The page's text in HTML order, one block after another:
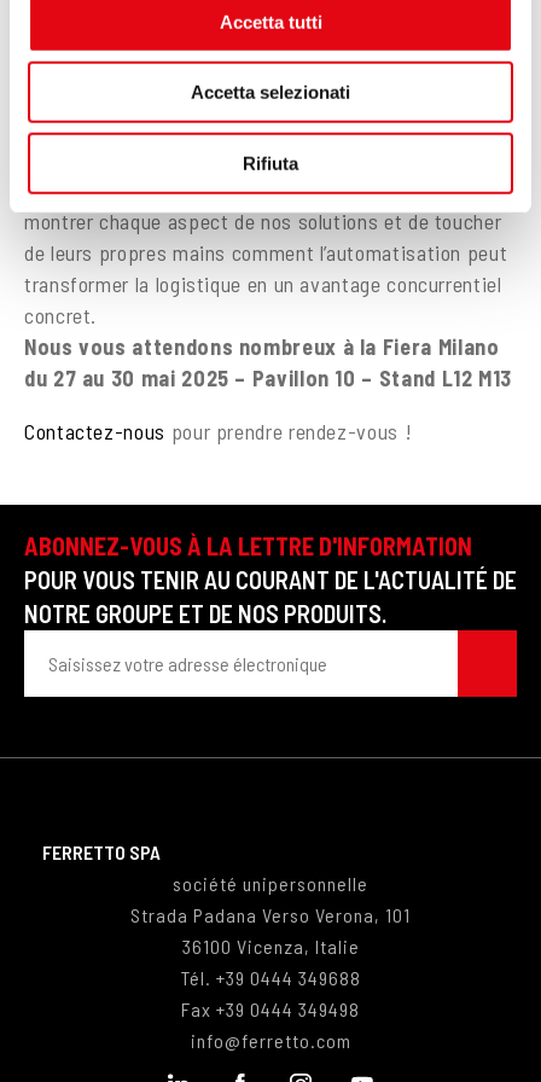
Utilizziamo i cookie per personalizzare contenuti ed
annunci, per fornire funzionalità dei social media e per
analizzare il nostro traffico. Condividiamo inoltre
nostri partner che si occupano di analisi dei dati web,
pubblicità e social media, i quali potrebbero combinarle
con altre informazioni che hai fornito loro o che hanno
raccolto dal tuo utilizzo dei loro servizi.
Accetta tutti
Accetta selezionati
Rifiuta
opérations et en contribuant à une gestion plus
efficace et durable.
Grâce à des vidéos immersives, à notre entrepôt
vertical exposé et à la présence de l’équipe Ferretto,
ceux qui visiteront le stand pourront vivre une
expérience complète et engageante, capable de
montrer chaque aspect de nos solutions et de toucher
de leurs propres mains comment l’automatisation peut
transformer la logistique en un avantage concurrentiel
concret.
Nous vous attendons nombreux à la Fiera Milano
du 27 au 30 mai 2025 – Pavillon 10 – Stand L12 M13
Contactez-nous pour prendre rendez-vous !
ABONNEZ-VOUS À LA LETTRE D'INFORMATION
POUR VOUS TENIR AU COURANT DE L'ACTUALITÉ DE
NOTRE GROUPE ET DE NOS PRODUITS.
FERRETTO SPA
société unipersonnelle
Strada Padana Verso Verona, 101
36100 Vicenza, Italie
Tél. +39 0444 349688
Fax +39 0444 349498
info@ferretto.com